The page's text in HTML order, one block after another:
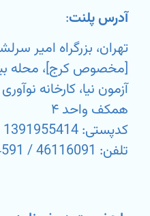
آدرس پلنت:
تهران، بزرگراه امیر
[مخصوص کرج]، محله
همکف واحد ۴
کدپستی: 1391955414
تلفن: 46116091 / 09999644591